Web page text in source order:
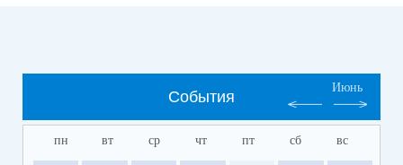
События
Июнь
пн вт ср чт пт сб вс